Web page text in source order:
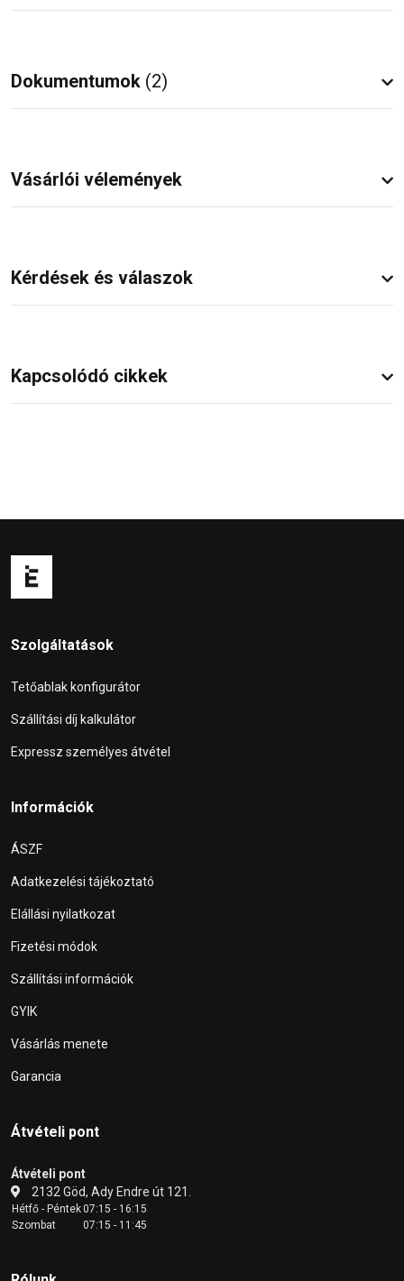
Dokumentumok (2)
Vásárlói vélemények
Kérdések és válaszok
Kapcsolódó cikkek
Szolgáltatások
Tetőablak konfigurátor
Szállítási díj kalkulátor
Expressz személyes átvétel
Információk
ÁSZF
Adatkezelési tájékoztató
Elállási nyilatkozat
Fizetési módok
Szállítási információk
GYIK
Vásárlás menete
Garancia
Átvételi pont
Átvételi pont
2132 Göd, Ady Endre út 121.
Hétfő - Péntek07:15 - 16:15
Szombat
07:15 - 11:45